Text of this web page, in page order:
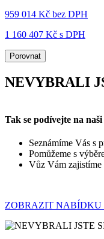
959 014 Kč bez DPH
1 160 407 Kč s DPH
Porovnat
NEVYBRALI
Tak se podívejte na
Seznámíme Vás s
Pomůžeme s
Vůz Vám zajistíme
ZOBRAZIT